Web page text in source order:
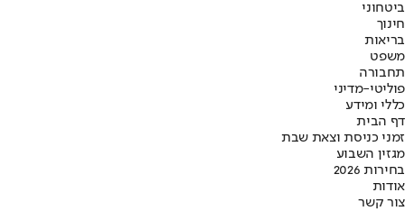
ביטחוני
חינוך
בריאות
משפט
תחבורה
פוליטי-מדיני
כללי ומידע
דף הבית
זמני כניסת וצאת שבת
מגזין השבוע
בחירות 2026
אודות
צור קשר